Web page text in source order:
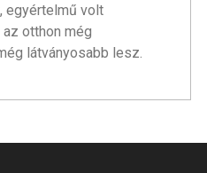
egyértelmű volt
otthon még
látványosabb lesz.